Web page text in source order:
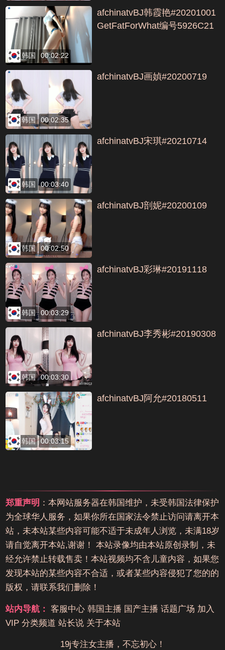
韩国 00:02:22
afchinatvBJ韩霞艳#20201001
GetFatForWhat编号5926C21
韩国 00:02:35
afchinatvBJ画媜#20200719
韩国 00:03:40
afchinatvBJ宋琪#20210714
韩国 00:02:50
afchinatvBJ剖妮#20200109
韩国 00:03:29
afchinatvBJ彩琳#20191118
韩国 00:03:30
afchinatvBJ李秀彬#20190308
韩国 00:03:15
afchinatvBJ阿允#20180511
郑重声明 ：本网站服务器在韩国维护，未受韩国法律保护
为全球华人服务，如果你所在国家法令禁止访问请离开本
站，未本站某些内容可能不适于未成年人浏览，未满18岁
请自觉离开本站,谢谢！ 本站录像均由本站原创录制，未
经允许禁止转载售卖！本站视频均不含儿童内容，如果您
发现本站的某些内容不合适，或者某些内容侵犯了您的的
版权，请联系我们删除！
站内导航： 客服中心 韩国主播 国产主播 话题广场 加入
VIP 分类频道 站长说 关于本站
19j专注女主播，不忘初心！